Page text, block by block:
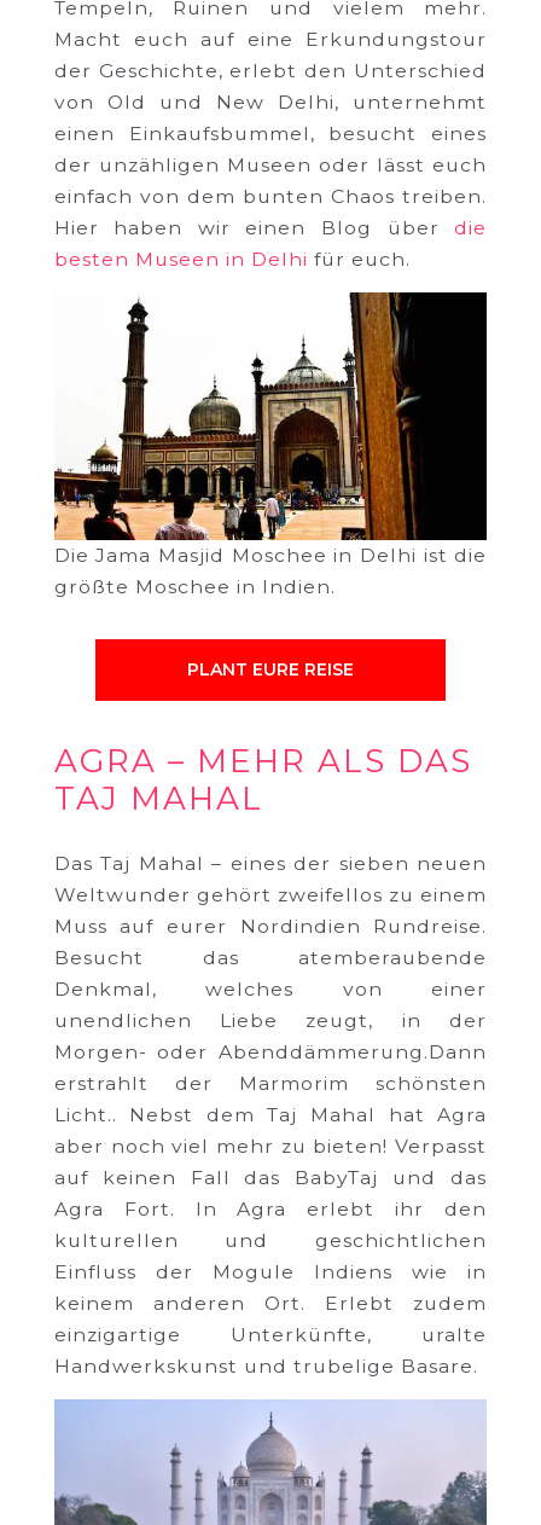
Tempeln, Ruinen und vielem mehr.
Macht euch auf eine Erkundungstour
der Geschichte, erlebt den Unterschied
von Old und New Delhi, unternehmt
einen Einkaufsbummel, besucht eines
der unzähligen Museen oder lässt euch
einfach von dem bunten Chaos treiben.
Hier haben wir einen Blog über die
besten Museen in Delhi für euch.
Die Jama Masjid Moschee in Delhi ist die
größte Moschee in Indien.
PLANT EURE REISE
AGRA – MEHR ALS DAS
TAJ MAHAL
Das Taj Mahal – eines der sieben neuen
Weltwunder gehört zweifellos zu einem
Muss auf eurer Nordindien Rundreise.
Besucht das atemberaubende
Denkmal, welches von einer
unendlichen Liebe zeugt, in der
Morgen- oder Abenddämmerung.Dann
erstrahlt der Marmorim schönsten
Licht.. Nebst dem Taj Mahal hat Agra
aber noch viel mehr zu bieten! Verpasst
auf keinen Fall das BabyTaj und das
Agra Fort. In Agra erlebt ihr den
kulturellen und geschichtlichen
Einfluss der Mogule Indiens wie in
keinem anderen Ort. Erlebt zudem
einzigartige Unterkünfte, uralte
Handwerkskunst und trubelige Basare.